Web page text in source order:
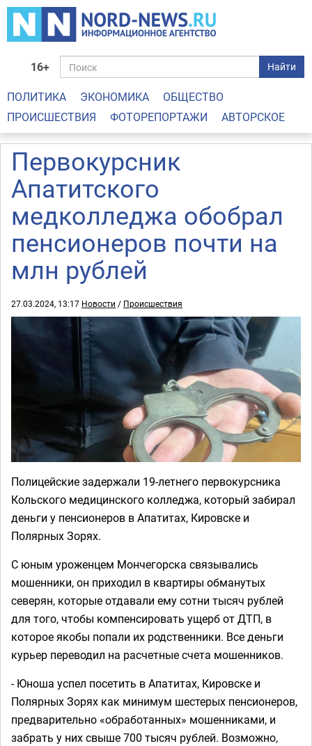
16+ Найти
ПОЛИТИКА ЭКОНОМИКА
ОБЩЕСТВО
ПРОИСШЕСТВИЯ
ФОТОРЕПОРТАЖИ АВТОРСКОЕ
Первокурсник
Апатитского
медколледжа обобрал
пенсионеров почти на
млн рублей
27.03.2024, 13:17 Новости / Происшествия
Полицейские задержали 19-летнего первокурсника
Кольского медицинского колледжа, который забирал
деньги у пенсионеров в Апатитах, Кировске и
Полярных Зорях.
С юным уроженцем Мончегорска связывались
мошенники, он приходил в квартиры обманутых
северян, которые отдавали ему сотни тысяч рублей
для того, чтобы компенсировать ущерб от ДТП, в
которое якобы попали их родственники. Все деньги
курьер переводил на расчетные счета мошенников.
- Юноша успел посетить в Апатитах, Кировске и
Полярных Зорях как минимум шестерых пенсионеров,
предварительно «обработанных» мошенниками, и
забрать у них свыше 700 тысяч рублей. Возможно,